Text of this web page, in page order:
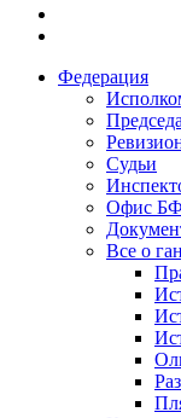
Федерация
Судьи
Офис
Все о